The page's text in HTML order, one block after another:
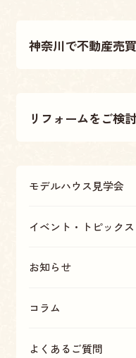
施工事例
神奈川で不動産売
不動産情報
リフォームをご検
モデルハウス見学会
イベント・トピックス
お知らせ
コラム
よくあるご質問